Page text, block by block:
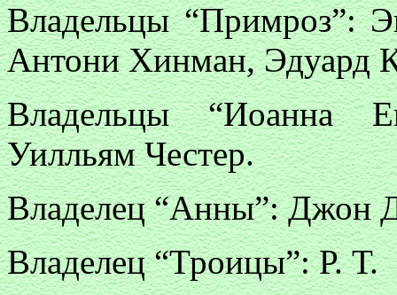
Владельцы “Примроз”:
Антони Хинман, Эдуард
Владельцы “Иоанна
Уилльям Честер.
Владелец “Анны”: Джон
Владелец “Троицы”: Р. Т.